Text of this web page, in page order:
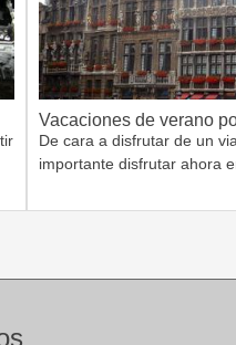
Vacaciones de verano
De cara a disfrutar de un
importante disfrutar ahora